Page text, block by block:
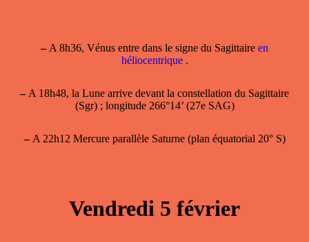
–A 8h36, Vénus entre dans le signe du Sagittaire en
héliocentrique .
–A 18h48, la Lune arrive devant la constellation du Sagittaire
(Sgr) ; longitude 266°14’ (27e SAG)
–A 22h12 Mercure parallèle Saturne (plan équatorial 20° S)
Vendredi 5 février